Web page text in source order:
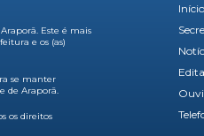
Este é mais
e os (as)
se manter
de Araporã.
os direitos
Início